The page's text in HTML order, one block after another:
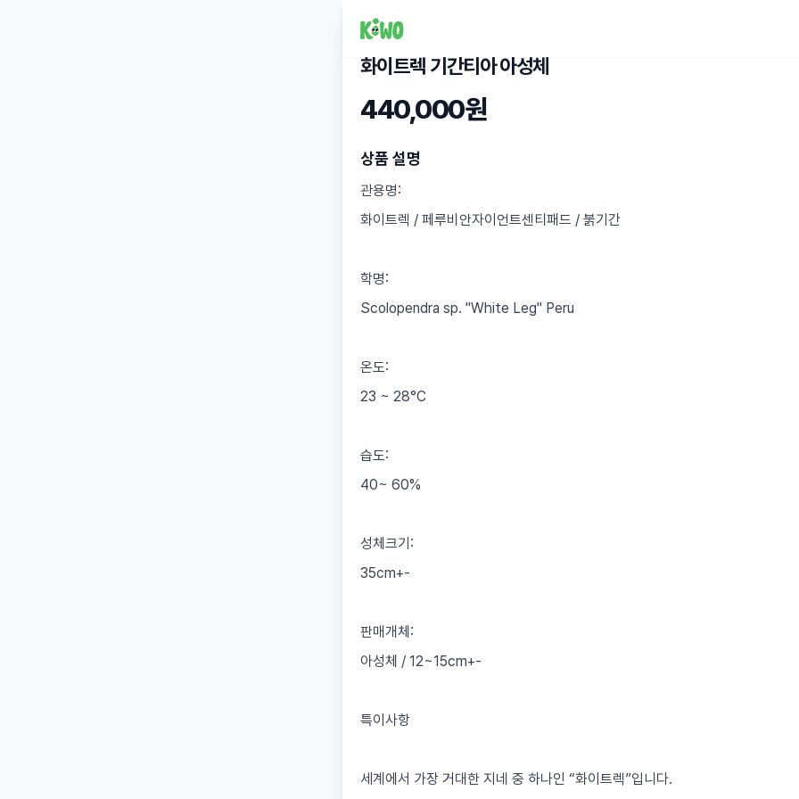
화이트렉 기간티아 아성체
440,000원
상품 설명
관용명:
화이트렉 / 페루비안자이언트센티패드 / 붉기간
학명:
Scolopendra sp. "White Leg" Peru
온도:
23 ~ 28°C
습도:
40~ 60%
성체크기:
35cm+-
판매개체:
아성체 / 12~15cm+-
특이사항
세계에서 가장 거대한 지네 중 하나인 “화이트렉”입니다.